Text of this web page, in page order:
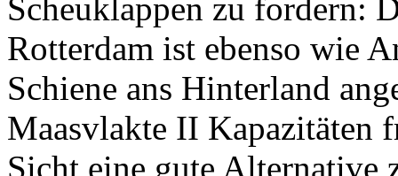
Scheuklappen zu fordern:
Rotterdam ist ebenso wie
Schiene ans Hinterland
Maasvlakte II Kapazitäten
Sicht eine gute Alternative